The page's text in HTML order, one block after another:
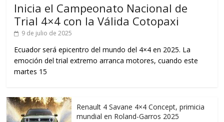
Inicia el Campeonato Nacional de
Trial 4×4 con la Válida Cotopaxi
9 de julio de 2025
Ecuador será epicentro del mundo del 4×4 en 2025. La
emoción del trial extremo arranca motores, cuando este
martes 15
Renault 4 Savane 4×4 Concept, primicia
mundial en Roland-Garros 2025